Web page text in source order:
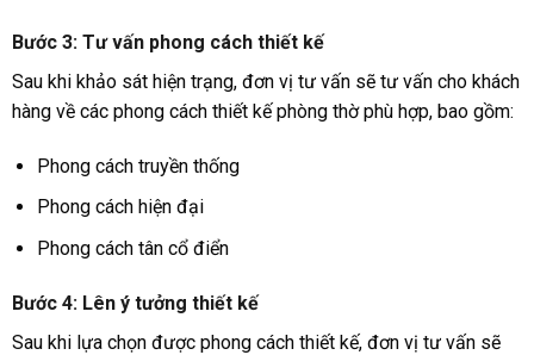
Bước 3: Tư vấn phong cách thiết kế
Sau khi khảo sát hiện trạng, đơn vị tư vấn sẽ tư vấn cho khách
hàng về các phong cách thiết kế phòng thờ phù hợp, bao gồm:
Phong cách truyền thống
Phong cách hiện đại
Phong cách tân cổ điển
Bước 4: Lên ý tưởng thiết kế
Sau khi lựa chọn được phong cách thiết kế, đơn vị tư vấn sẽ